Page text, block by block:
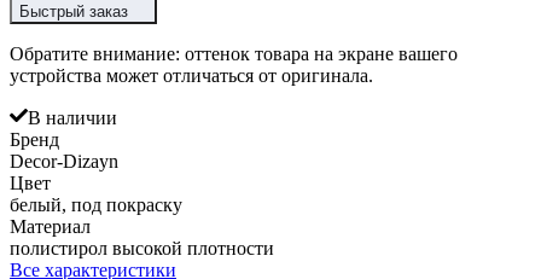
Быстрый заказ
Обратите внимание: оттенок товара на экране вашего
устройства может отличаться от оригинала.
В наличии
Бренд
Decor-Dizayn
Цвет
белый, под покраску
Материал
полистирол высокой плотности
Все характеристики